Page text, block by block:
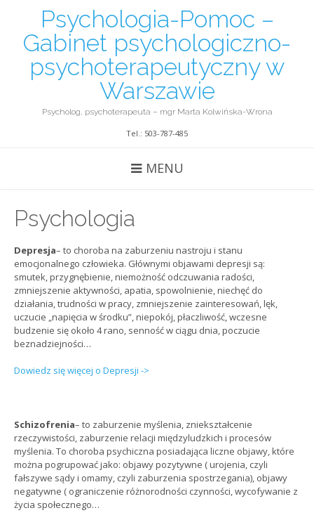
Psychologia-Pomoc –
Gabinet psychologiczno-
psychoterapeutyczny w
Warszawie
Psycholog, psychoterapeuta – mgr Marta Kolwińska-Wrona
Tel.: 503-787-485
MENU
Psychologia
Depresja– to choroba na zaburzeniu nastroju i stanu
emocjonalnego człowieka. Głównymi objawami depresji są:
smutek, przygnębienie, niemożność odczuwania radości,
zmniejszenie aktywności, apatia, spowolnienie, niechęć do
działania, trudności w pracy, zmniejszenie zainteresowań, lęk,
uczucie „napięcia w środku”, niepokój, płaczliwość, wczesne
budzenie się około 4 rano, senność w ciągu dnia, poczucie
beznadziejności…
Dowiedz się więcej o Depresji ->
Schizofrenia– to zaburzenie myślenia, zniekształcenie
rzeczywistości, zaburzenie relacji międzyludzkich i procesów
myślenia. To choroba psychiczna posiadająca liczne objawy, które
można pogrupować jako: objawy pozytywne ( urojenia, czyli
fałszywe sądy i omamy, czyli zaburzenia spostrzegania), objawy
negatywne ( ograniczenie różnorodności czynności, wycofywanie z
życia społecznego…